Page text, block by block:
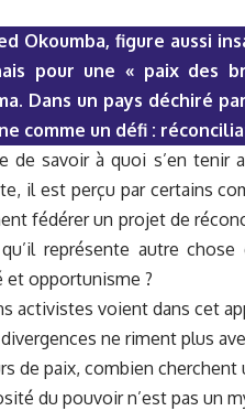
Okoumba, figure aussi
pour une « paix des
Dans un pays déchiré
comme un défi :
de savoir à quoi s’en tenir
il est perçu par certains
fédérer un projet de
représente autre
et opportunisme ?
activistes voient dans cet
ne riment plus
de paix, combien cherchent
du pouvoir n’est pas un